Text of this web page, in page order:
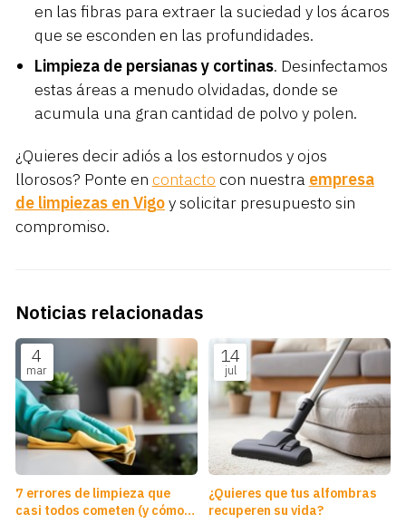
en las fibras para extraer la suciedad y los ácaros
que se esconden en las profundidades.
Limpieza de persianas y cortinas. Desinfectamos
estas áreas a menudo olvidadas, donde se
acumula una gran cantidad de polvo y polen.
¿Quieres decir adiós a los estornudos y ojos
llorosos? Ponte en contacto con nuestra empresa
de limpiezas en Vigoy solicitar presupuesto sin
compromiso.
Noticias relacionadas
4
mar
7 errores de limpieza que
casi todos cometen (y cómo
14
jul
¿Quieres que tus alfombras
recuperen su vida?